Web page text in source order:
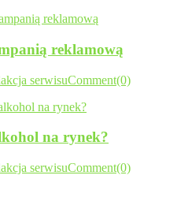
reklamową
serwisuComment(0)
na rynek?
serwisuComment(0)